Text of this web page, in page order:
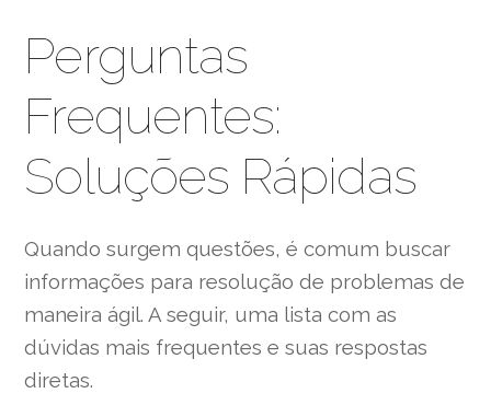
Perguntas
Frequentes:
Soluções Rápidas
Quando surgem questões, é comum buscar
informações para resolução de problemas de
maneira ágil. A seguir, uma lista com as
dúvidas mais frequentes e suas respostas
diretas.